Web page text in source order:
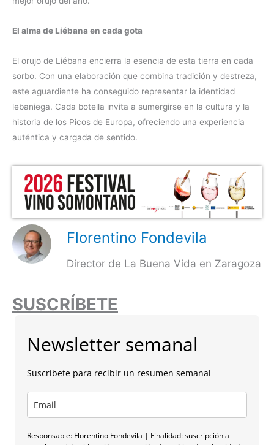
El alma de Liébana en cada gota
El orujo de Liébana encierra la esencia de esta tierra en cada
sorbo. Con una elaboración que combina tradición y destreza,
este aguardiente ha conseguido representar la identidad
lebaniega. Cada botella invita a sumergirse en la cultura y la
historia de los Picos de Europa, ofreciendo una experiencia
auténtica y cargada de sentido.
Florentino Fondevila
Director de La Buena Vida en Zaragoza
SUSCRÍBETE
Newsletter semanal
Suscríbete para recibir un resumen semanal
Responsable: Florentino Fondevila | Finalidad: suscripción a